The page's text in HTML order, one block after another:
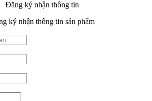
Đăng ký nhận thông tin
ký nhận thông tin sản phẩm